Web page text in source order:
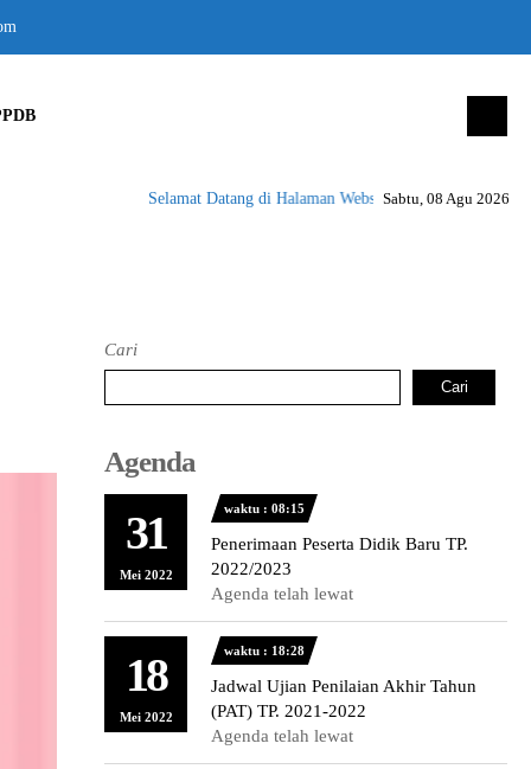
Sabtu, 08 Agu 2026
Selamat Datang di Halaman Website SMK Negeri 1
Cari
Cari
Agenda
31
Mei 2022
waktu : 08:15
Penerimaan Peserta Didik Baru TP.
2022/2023
Agenda telah lewat
18
Mei 2022
waktu : 18:28
Jadwal Ujian Penilaian Akhir Tahun
(PAT) TP. 2021-2022
Agenda telah lewat